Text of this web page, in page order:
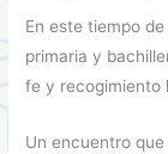
En este tiempo
primaria y
fe y recogimiento
Un encuentro